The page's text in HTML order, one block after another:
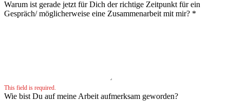
Warum ist gerade jetzt für Dich der richtige Zeitpunkt für ein
Gespräch/ möglicherweise eine Zusammenarbeit mit mir? *
This field is required.
Wie bist Du auf meine Arbeit aufmerksam geworden?